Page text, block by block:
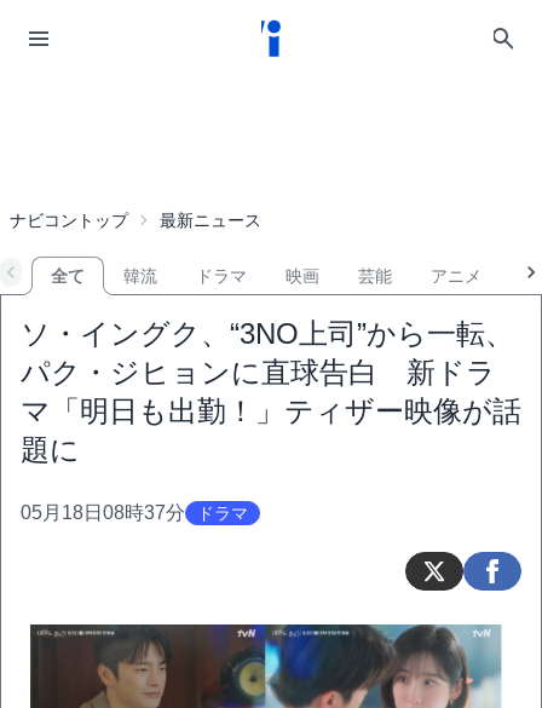
ナビコントップ 最新ニュース
全て 韓流 ドラマ 映画 芸能 アニメ
ソ・イングク、“3NO上司”から一転、
パク・ジヒョンに直球告白 新ドラ
マ「明日も出勤！」ティザー映像が話
題に
05月18日08時37分 ドラマ